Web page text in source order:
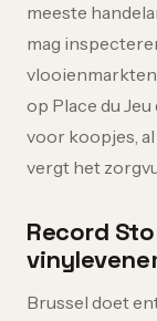
meeste
mag
vlooienmarkten
op Place du
voor koopjes,
vergt het
Record
Brussel doet